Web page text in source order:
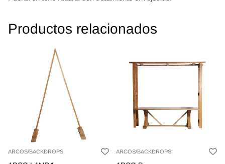
Productos relacionados
ARCOS/BACKDROPS, ARCOS/BACKDROPS,